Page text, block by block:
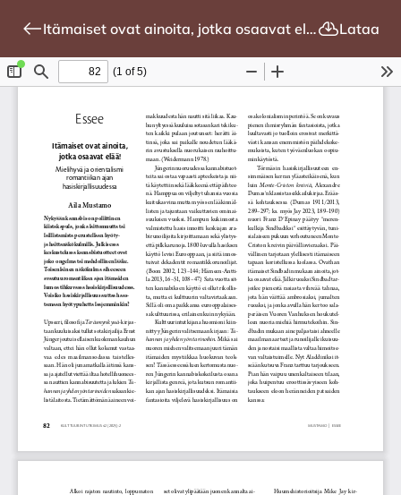
Itämaiset ovat ainoita, jotka osaavat elää! Mielihyvä ja orientalismi romantiikan ajan hasiskirjallisuudessa Lataa